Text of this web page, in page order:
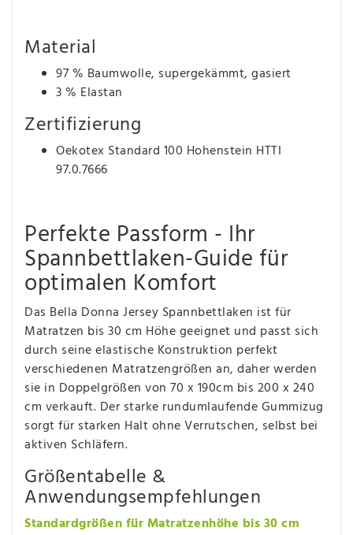
Material
97 % Baumwolle, supergekämmt, gasiert
3 % Elastan
Zertifizierung
Oekotex Standard 100 Hohenstein HTTI
97.0.7666
Perfekte Passform - Ihr
Spannbettlaken-Guide für
optimalen Komfort
Das Bella Donna Jersey Spannbettlaken ist für
Matratzen bis 30 cm Höhe geeignet und passt sich
durch seine elastische Konstruktion perfekt
verschiedenen Matratzengrößen an, daher werden
sie in Doppelgrößen von 70 x 190cm bis 200 x 240
cm verkauft. Der starke rundumlaufende Gummizug
sorgt für starken Halt ohne Verrutschen, selbst bei
aktiven Schläfern.
Größentabelle &
Anwendungsempfehlungen
Standardgrößen für Matratzenhöhe bis 30 cm